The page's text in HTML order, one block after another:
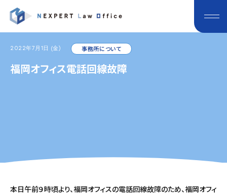
2022年7月1日 (金) 事務所について
福岡オフィス電話回線故障
本日午前９時頃より、福岡オフィスの電話回線故障のため、福岡オフィ